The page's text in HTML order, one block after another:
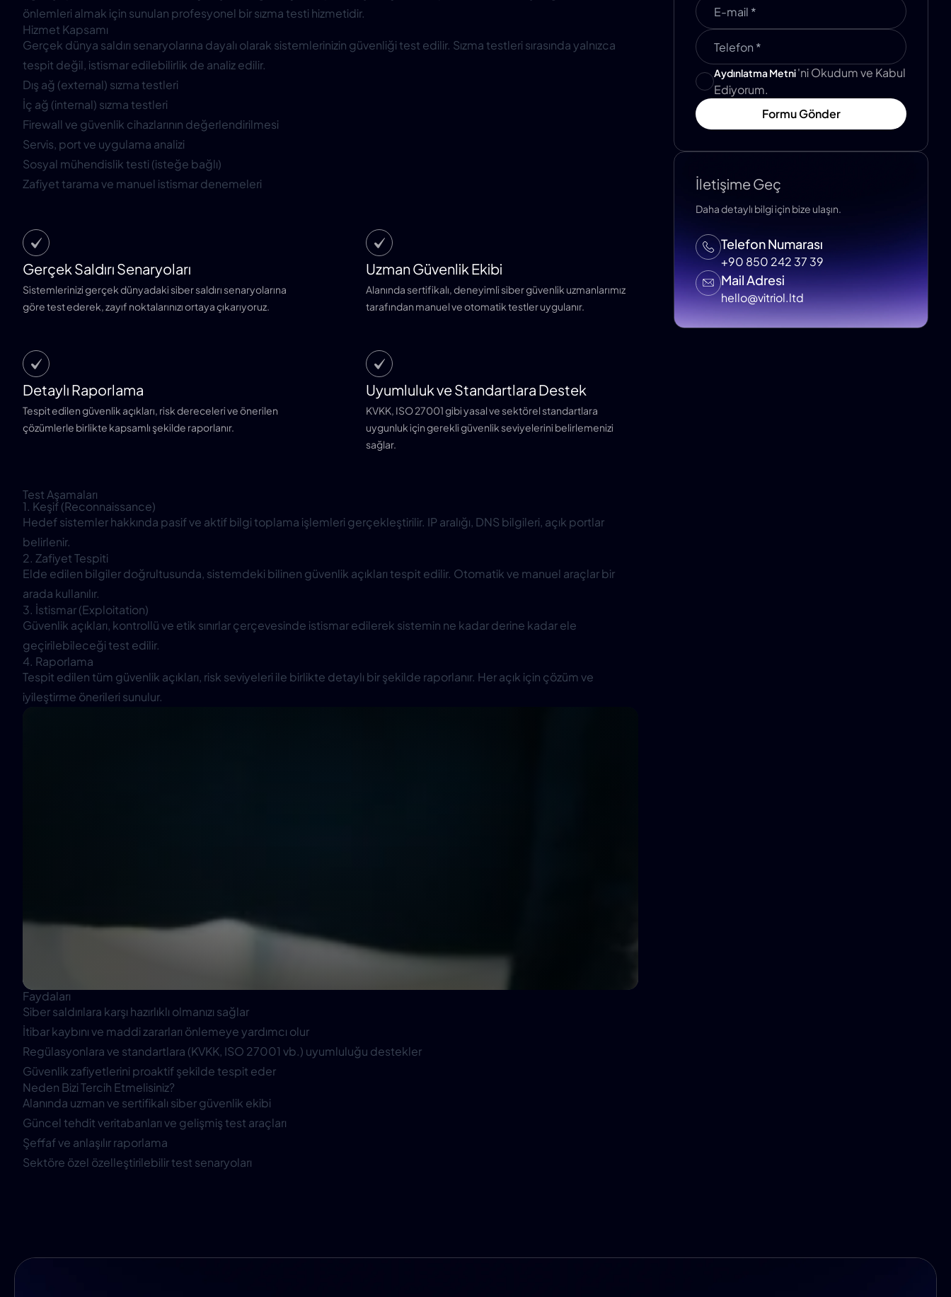
önlemleri almak için sunulan profesyonel bir sızma testi hizmetidir.
Hizmet Kapsamı
Gerçek dünya saldırı senaryolarına dayalı olarak sistemlerinizin güvenliği test edilir. Sızma testleri sırasında yalnızca
tespit değil, istismar edilebilirlik de analiz edilir.
Dış ağ (external) sızma testleri
İç ağ (internal) sızma testleri
Firewall ve güvenlik cihazlarının değerlendirilmesi
Servis, port ve uygulama analizi
Sosyal mühendislik testi (isteğe bağlı)
Zafiyet tarama ve manuel istismar denemeleri
Gerçek Saldırı Senaryoları
Sistemlerinizi gerçek dünyadaki siber saldırı senaryolarına
göre test ederek, zayıf noktalarınızı ortaya çıkarıyoruz.
Uzman Güvenlik Ekibi
Alanında sertifikalı, deneyimli siber güvenlik uzmanlarımız
tarafından manuel ve otomatik testler uygulanır.
Detaylı Raporlama
Tespit edilen güvenlik açıkları, risk dereceleri ve önerilen
çözümlerle birlikte kapsamlı şekilde raporlanır.
Uyumluluk ve Standartlara Destek
KVKK, ISO 27001 gibi yasal ve sektörel standartlara
uygunluk için gerekli güvenlik seviyelerini belirlemenizi
sağlar.
Test Aşamaları
1. Keşif (Reconnaissance)
Hedef sistemler hakkında pasif ve aktif bilgi toplama işlemleri gerçekleştirilir. IP aralığı, DNS bilgileri, açık portlar
belirlenir.
2. Zafiyet Tespiti
Elde edilen bilgiler doğrultusunda, sistemdeki bilinen güvenlik açıkları tespit edilir. Otomatik ve manuel araçlar bir
arada kullanılır.
3. İstismar (Exploitation)
Güvenlik açıkları, kontrollü ve etik sınırlar çerçevesinde istismar edilerek sistemin ne kadar derine kadar ele
geçirilebileceği test edilir.
4. Raporlama
Tespit edilen tüm güvenlik açıkları, risk seviyeleri ile birlikte detaylı bir şekilde raporlanır. Her açık için çözüm ve
iyileştirme önerileri sunulur.
Faydaları
Siber saldırılara karşı hazırlıklı olmanızı sağlar
İtibar kaybını ve maddi zararları önlemeye yardımcı olur
Regülasyonlara ve standartlara (KVKK, ISO 27001 vb.) uyumluluğu destekler
Güvenlik zafiyetlerini proaktif şekilde tespit eder
Neden Bizi Tercih Etmelisiniz?
Alanında uzman ve sertifikalı siber güvenlik ekibi
Güncel tehdit veritabanları ve gelişmiş test araçları
Şeffaf ve anlaşılır raporlama
Sektöre özel özelleştirilebilir test senaryoları
Aydınlatma Metni'ni Okudum ve Kabul
Ediyorum.
Formu Gönder
İletişime Geç
Daha detaylı bilgi için bize ulaşın.
Telefon Numarası
+90 850 242 37 39
Mail Adresi
hello@vitriol.ltd